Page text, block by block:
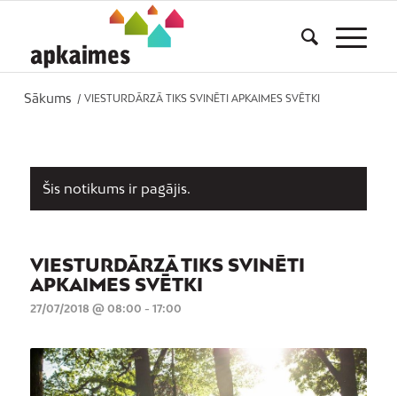
Sākums / VIESTURDĀRZĀ TIKS SVINĒTI APKAIMES SVĒTKI
Šis notikums ir pagājis.
VIESTURDĀRZĀ TIKS SVINĒTI
APKAIMES SVĒTKI
27/07/2018 @ 08:00 - 17:00